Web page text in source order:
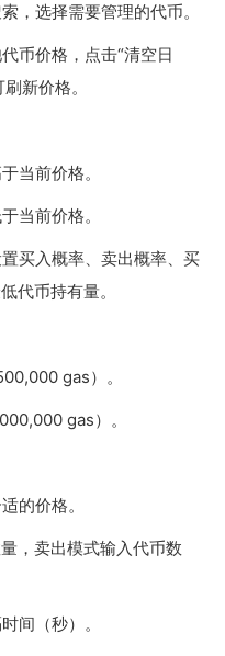
，选择需要管理的代币。
币价格，点击“清空日
新价格。
当前价格。
当前价格。
买入概率、卖出概率、买
代币持有量。
gas）。
gas）。
的价格。
，卖出模式输入代币数
间（秒）。